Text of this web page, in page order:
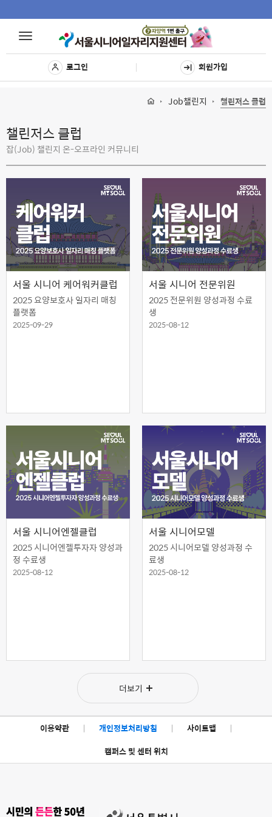
Toggle
navigation
로그인 회원가입
Job챌린지 챌린저스 클럽
챌린저스 클럽
잡(Job) 챌린지 온-오프라인 커뮤니티
서울 시니어 케어워커클럽
2025 요양보호사 일자리 매칭
플랫폼
2025-09-29
서울 시니어 전문위원
2025 전문위원 양성과정 수료
생
2025-08-12
서울 시니어엔젤클럽
2025 시니어엔젤투자자 양성과
정 수료생
2025-08-12
서울 시니어모델
2025 시니어모델 양성과정 수
료생
2025-08-12
더보기
이용약관 | 개인정보처리방침 | 사이트맵
|
캠퍼스 및 센터 위치